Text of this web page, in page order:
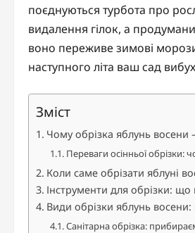
поєднуються турбота про
видалення гілок, а
воно переживе зимові
наступного літа ваш сад
Зміст
Чому обрізка яблунь
Переваги осінньої обрізки:
Коли саме обрізати яблуні
Інструменти для обрізки:
Види обрізки яблунь восени:
Санітарна обрізка: